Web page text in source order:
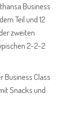
Business
Teil und 12
zweiten
2-2-2
Business Class
Snacks und